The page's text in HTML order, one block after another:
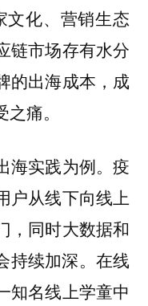
文化、营销生态
链市场存有水分
的出海成本，成
痛。
海实践为例。疫
户从线下向线上
，同时大数据和
持续加深。在线
知名线上学童中